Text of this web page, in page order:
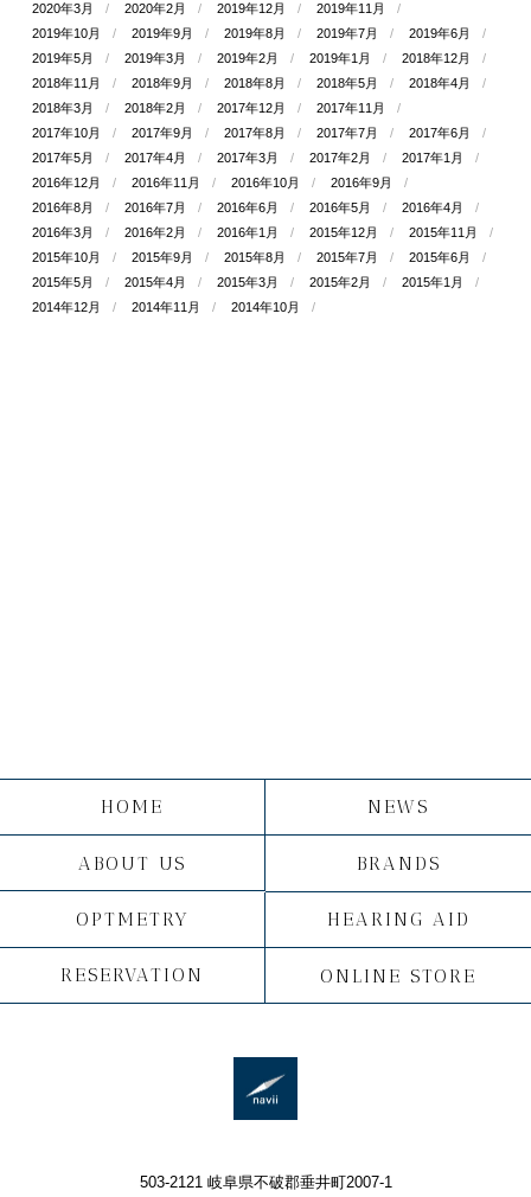
2020年3月
2020年2月 2019年12月
2019年11月
2019年10月
2019年9月 2019年8月 2019年7月
2019年6月
2019年5月
2019年3月 2019年2月 2019年1月
2018年12月
2018年11月
2018年9月 2018年8月 2018年5月
2018年4月
2018年3月
2018年2月 2017年12月
2017年11月
2017年10月
2017年9月 2017年8月 2017年7月
2017年6月
2017年5月
2017年4月 2017年3月 2017年2月
2017年1月
2016年12月
2016年11月 2016年10月
2016年9月
2016年8月
2016年7月 2016年6月 2016年5月
2016年4月
2016年3月
2016年2月 2016年1月 2015年12月
2015年11月
2015年10月
2015年9月 2015年8月 2015年7月
2015年6月
2015年5月
2015年4月 2015年3月 2015年2月
2015年1月
2014年12月
2014年11月 2014年10月
HOME NEWS
ABOUT US BRANDS
OPTMETRY HEARING AID
RESERVATION ONLINE STORE
503-2121 岐阜県不破郡垂井町2007-1